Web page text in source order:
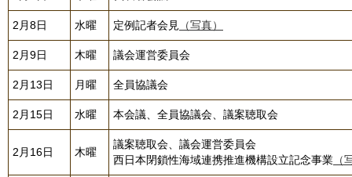
2月8日 水曜 定例記者会見 （写真）
2月9日 木曜 議会運営委員会
2月13日 月曜 全員協議会
2月15日 水曜 本会議、全員協議会、議案聴取会
2月16日 木曜
議案聴取会、議会運営委員会
西日本閉鎖性海域連携推進機構設立記念事業 （